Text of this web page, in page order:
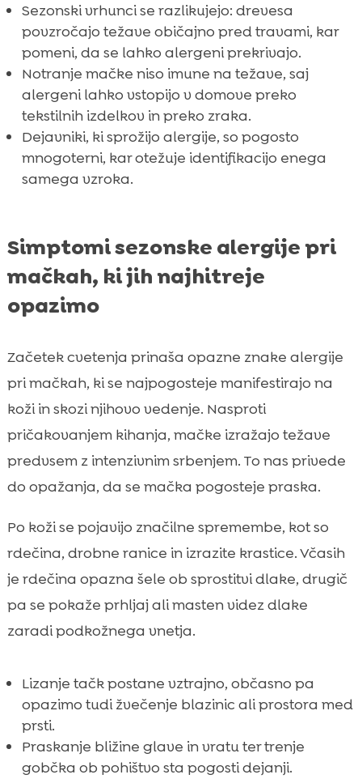
Sezonski vrhunci se razlikujejo: drevesa
povzročajo težave običajno pred travami, kar
pomeni, da se lahko alergeni prekrivajo.
Notranje mačke niso imune na težave, saj
alergeni lahko vstopijo v domove preko
tekstilnih izdelkov in preko zraka.
Dejavniki, ki sprožijo alergije, so pogosto
mnogoterni, kar otežuje identifikacijo enega
samega vzroka.
Simptomi sezonske alergije pri
mačkah, ki jih najhitreje
opazimo
Začetek cvetenja prinaša opazne znake alergije
pri mačkah, ki se najpogosteje manifestirajo na
koži in skozi njihovo vedenje. Nasproti
pričakovanjem kihanja, mačke izražajo težave
predvsem z intenzivnim srbenjem. To nas privede
do opažanja, da se mačka pogosteje praska.
Po koži se pojavijo značilne spremembe, kot so
rdečina, drobne ranice in izrazite krastice. Včasih
je rdečina opazna šele ob sprostitvi dlake, drugič
pa se pokaže prhljaj ali masten videz dlake
zaradi podkožnega vnetja.
Lizanje tačk postane vztrajno, občasno pa
opazimo tudi žvečenje blazinic ali prostora med
prsti.
Praskanje bližine glave in vratu ter trenje
gobčka ob pohištvo sta pogosti dejanji.